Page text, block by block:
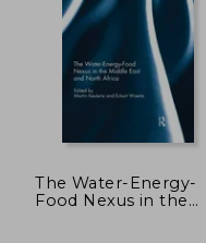
40%
dcto.
The Water-Energy-
Food Nexus in the